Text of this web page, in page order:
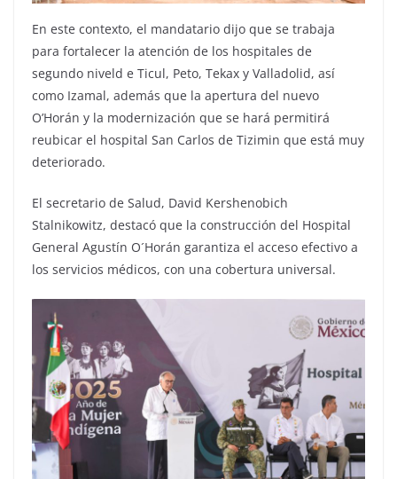
En este contexto, el mandatario dijo que se trabaja
para fortalecer la atención de los hospitales de
segundo niveld e Ticul, Peto, Tekax y Valladolid, así
como Izamal, además que la apertura del nuevo
O’Horán y la modernización que se hará permitirá
reubicar el hospital San Carlos de Tizimin que está muy
deteriorado.
El secretario de Salud, David Kershenobich
Stalnikowitz, destacó que la construcción del Hospital
General Agustín O´Horán garantiza el acceso efectivo a
los servicios médicos, con una cobertura universal.